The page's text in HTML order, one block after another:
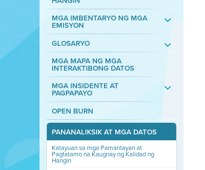
MGA IMBENTARYO NG MGA
EMISYON
GLOSARYO
MGA MAPA NG MGA
INTERAKTIBONG DATOS
MGA INSIDENTE AT
PAGPAPAYO
OPEN BURN
PANANALIKSIK AT MGA DATOS
Katayuan sa mga Pamantayan at
Pagtatamo na Kaugnay ng Kalidad ng
Hangin